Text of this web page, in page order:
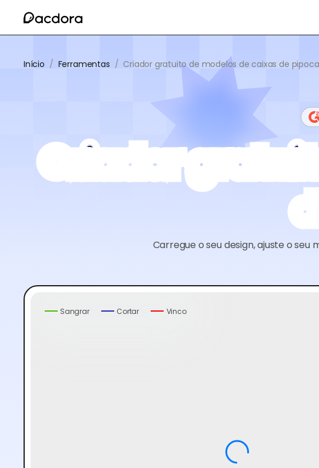
Início / Ferramentas / Criador gratuito de modelos de caixas de
Criador
Carregue o seu design, ajuste o seu
Sangrar Cortar Vinco